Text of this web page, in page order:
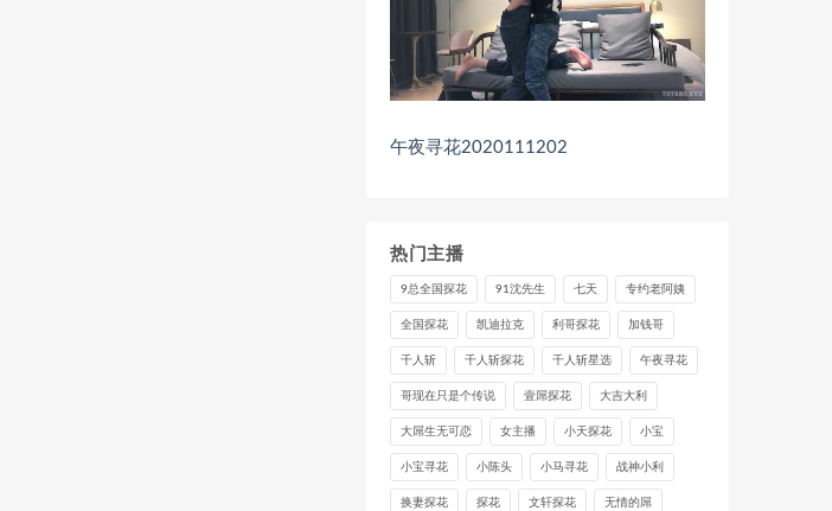
午夜寻花2020111202
热门主播
9总全国探花 91沈先生 七天 专约老阿姨
全国探花 凯迪拉克 利哥探花 加钱哥
千人斩 千人斩探花 千人斩星选 午夜寻花
哥现在只是个传说 壹屌探花 大吉大利
大屌生无可恋 女主播 小天探花 小宝
小宝寻花 小陈头 小马寻花 战神小利
换妻探花 探花 文轩探花 无情的屌